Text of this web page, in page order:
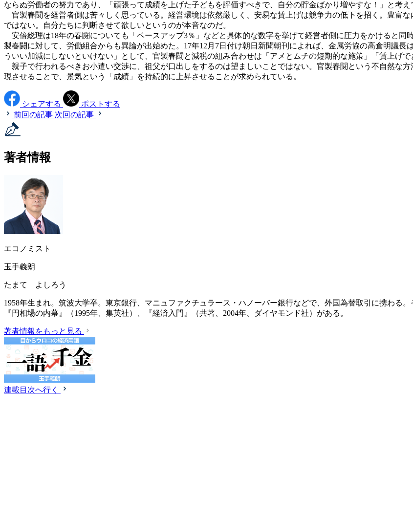
ならぬ労働者の努力であり、「頑張って成績を上げた子どもを評価すべきで、自分の貯金ばかり増やすな！」と考え
官製春闘を経営者側は苦々しく思っている。経営環境は依然厳しく、安易な賃上げは競争力の低下を招く。豊富
ではない。自分たちに判断させて欲しいというのが本音なのだ。
安倍総理は18年の春闘についても「ベースアップ3％」などと具体的な数字を挙げて経営者側に圧力をかけると同
製春闘に対して、労働組合からも異論が出始めた。17年12月7日付け朝日新聞朝刊によれば、金属労協の高倉明議
ういい加減にしないといけない」として、官製春闘と減税の組み合わせは「アメとムチの短期的な施策」「賃上げ
親子で行われるべきお小遣い交渉に、祖父が口出しをするのは望ましいことではない。官製春闘という不自然な
現させることで、景気という「成績」を持続的に上昇させることが求められている。
シェアする
ポストする
前回の記事 次回の記事
著者情報
エコノミスト
玉手義朗
たまて よしろう
1958年生まれ。筑波大学卒。東京銀行、マニュファクチュラース・ハノーバー銀行などで、外国為替取引に携わる
『円相場の内幕』（1995年、集英社）、『経済入門』（共著、2004年、ダイヤモンド社）がある。
著者情報をもっと見る
連載目次へ行く